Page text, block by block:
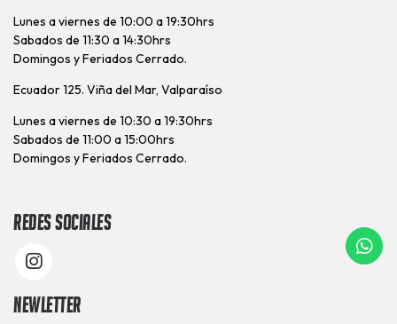
Lunes a viernes de 10:00 a 19:30hrs
Sabados de 11:30 a 14:30hrs
Domingos y Feriados Cerrado.
Ecuador 125. Viña del Mar, Valparaíso
Lunes a viernes de 10:30 a 19:30hrs
Sabados de 11:00 a 15:00hrs
Domingos y Feriados Cerrado.
Redes Sociales
Newletter